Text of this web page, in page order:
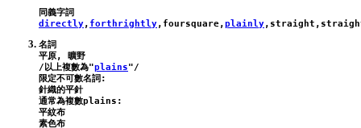
directly, forthrightly, foursquare,plainly, straight ,
名詞
平原, 曠野
/以上複數為"plains"/
限定不可數名詞:
針織的平針
通常為複數plains :
平紋布